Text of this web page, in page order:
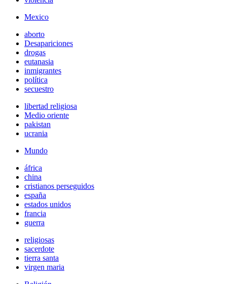
Mexico
aborto
Desapariciones
drogas
eutanasia
inmigrantes
política
secuestro
libertad religiosa
Medio oriente
pakistan
ucrania
Mundo
áfrica
china
cristianos perseguidos
españa
estados unidos
francia
guerra
religiosas
sacerdote
tierra santa
virgen maria